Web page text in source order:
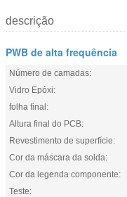
descrição
PWB de alta frequência
Número de camadas:
Vidro Epóxi:
folha final:
Altura final do PCB:
Revestimento de superfície:
Cor da máscara da solda:
Cor da legenda componente:
Teste: